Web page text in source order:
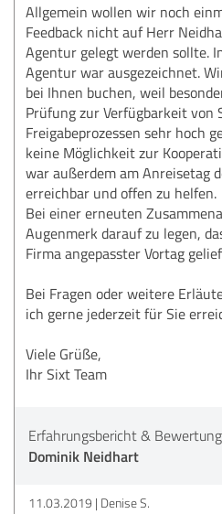
Allgemein wollen wir noch
Feedback nicht auf Herr
Agentur gelegt werden sollte.
Agentur war ausgezeichnet.
bei Ihnen buchen, weil
Prüfung zur Verfügbarkeit von
Freigabeprozessen sehr hoch
keine Möglichkeit zur
war außerdem am Anreisetag
erreichbar und offen zu helfen.
Bei einer erneuten
Augenmerk darauf zu legen,
Firma angepasster Vortag
Bei Fragen oder weitere
ich gerne jederzeit für Sie
Viele Grüße,
Ihr Sixt Team
Erfahrungsbericht &
Dominik Neidhart
11.03.2019 Denise S.